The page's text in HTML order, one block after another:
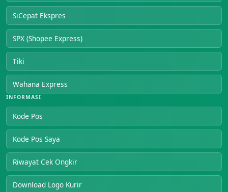
SiCepat Ekspres
SPX (Shopee Express)
Tiki
Wahana Express
INFORMASI
Kode Pos
Kode Pos Saya
Riwayat Cek Ongkir
Download Logo Kurir